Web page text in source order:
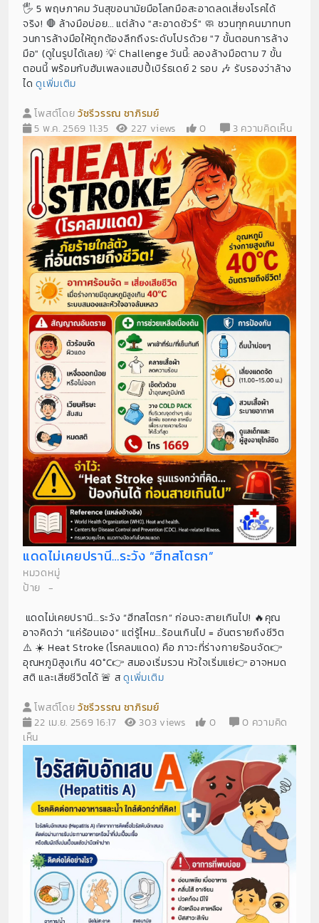
🖐️ 5 พฤษภาคม วันสุขอนามัยมือโลกมือสะอาดลดเสี่ยงโรคได้
จริง! 🛑 ล้างมือบ่อย... แต่ล้าง "สะอาดชัวร์" 🧼 ชวนทุกคนมาทบท
วนการล้างมือให้ถูกต้องลึกถึงระดับโปรด้วย "7 ขั้นตอนการล้าง
มือ" (ดูในรูปได้เลย) 💡 Challenge วันนี้: ลองล้างมือตาม 7 ขั้น
ตอนนี้ พร้อมกับฮัมเพลงแฮปปี้เบิร์ธเดย์ 2 รอบ 🎶 รับรองว่าล้าง
ได ดูเพิ่มเติม
โพสต์โดยวัชรีวรรณ ชาภิรมย์
5 พ.ค. 2569 11:35
227 views 0 3 ความคิดเห็น
แดดไม่เคยปรานี…ระวัง “ฮีทสโตรก”
หมวดหมู่
ป้าย-
แดดไม่เคยปรานี…ระวัง “ฮีทสโตรก” ก่อนจะสายเกินไป! 🔥คุณ
อาจคิดว่า “แค่ร้อนเอง” แต่รู้ไหม…ร้อนเกินไป = อันตรายถึงชีวิต
⚠️ ☀️ Heat Stroke (โรคลมแดด) คือ ภาวะที่ร่างกายร้อนจัด👉
อุณหภูมิสูงเกิน 40°C👉 สมองเริ่มรวน หัวใจเริ่มแย่👉 อาจหมด
สติ และเสียชีวิตได้ 🚨 ส ดูเพิ่มเติม
โพสต์โดยวัชรีวรรณ ชาภิรมย์
22 เม.ย. 2569 16:17
303 views 0
0 ความคิด
เห็น